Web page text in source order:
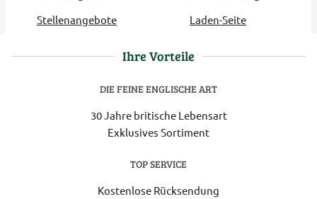
Stellenangebote
Laden-Seite
Ihre Vorteile
DIE FEINE ENGLISCHE ART
30 Jahre britische Lebensart
Exklusives Sortiment
TOP SERVICE
Kostenlose Rücksendung